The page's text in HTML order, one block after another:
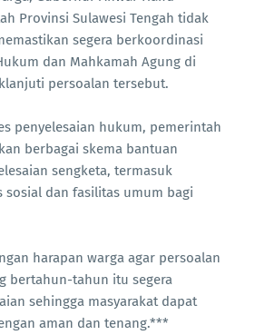
Provinsi Sulawesi Tengah tidak
segera berkoordinasi
dan Mahkamah Agung di
persoalan tersebut.
penyelesaian hukum, pemerintah
berbagai skema bantuan
sengketa, termasuk
sosial dan fasilitas umum bagi
harapan warga agar persoalan
bertahun-tahun itu segera
sehingga masyarakat dapat
aman dan tenang.***